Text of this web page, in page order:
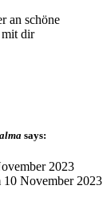
an schöne
mit dir
says:
2023
10 November 2023